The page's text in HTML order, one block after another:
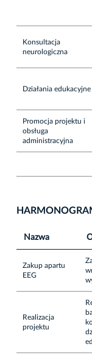
Konsultacja
neurologiczna
Działania edukacyjne
Promocja projektu i
obsługa
administracyjna
Nazwa
Zakup apartu
EEG
Realizacja
projektu